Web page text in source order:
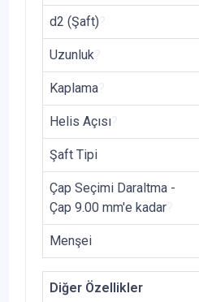
d2 (Şaft)
Uzunluk
Kaplama
Helis Açısı
Şaft Tipi
Çap Seçimi Daraltma -
Çap 9.00 mm'e kadar
Menşei
Diğer Özellikler